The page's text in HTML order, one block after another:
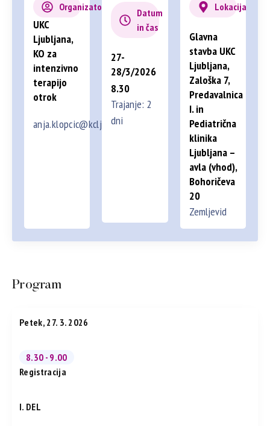
Organizator
UKC
Ljubljana,
KO za
intenzivno
terapijo
otrok
anja.klopcic@kclj.si
Datum
in čas
27-
28/3/2026
8.30
Trajanje: 2
dni
Lokacija
Glavna
stavba UKC
Ljubljana,
Zaloška 7,
Predavalnica
I. in
Pediatrična
klinika
Ljubljana –
avla (vhod),
Bohoričeva
20
Zemljevid
Program
Petek, 27. 3. 2026
8.30 - 9.00
Registracija
I. DEL